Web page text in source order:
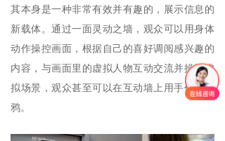
其本身是一种非常有效并有趣的，展示信息的
新载体。通过一面灵动之墙，观众可以用身体
动作操控画面，根据自己的喜好调阅感兴趣的
内容，与画面里的虚拟人物互动交流并操控虚
拟场景，观众甚至可以在互动墙上用手任意涂
鸦。